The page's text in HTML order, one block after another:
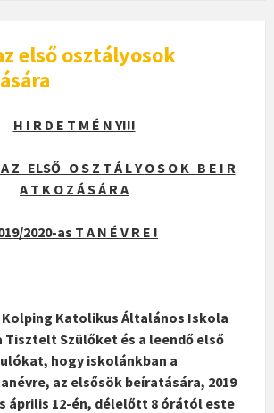
első osztályosok
H I R D E T M É N Y!!!
Z ELSŐ O S Z T Á L Y O S O K B E I R
A T K O Z Á S Á R A
2020-as T A N É V R E !
Kolping Katolikus Általános Iskola
Szülőket és a leendő első
hogy iskolánkban a
az elsősök beíratására, 2019
április 12-én, délelőtt 8 órától este